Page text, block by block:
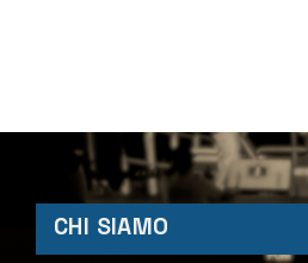
CHI SIAMO